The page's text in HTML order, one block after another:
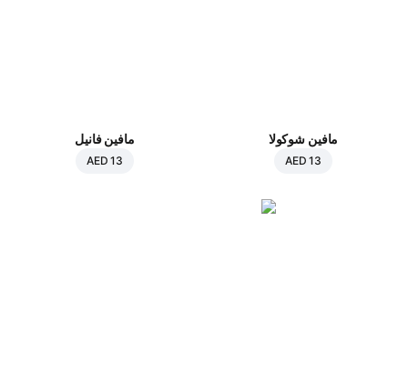
مافين شوكولا
AED 13
مافين فانيل
AED 13